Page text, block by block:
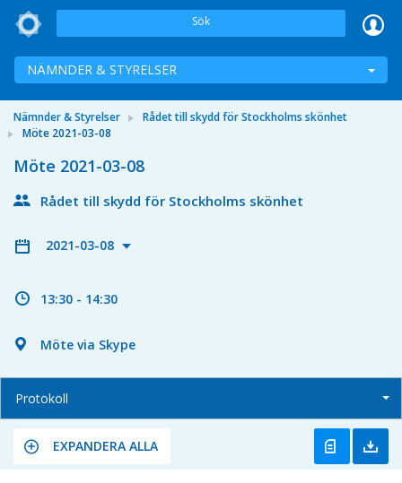
Sök
NÄMNDER & STYRELSER
Nämnder & Styrelser
Rådet till skydd för Stockholms skönhet
Möte 2021-03-08
Möte 2021-03-08
Rådet till skydd för Stockholms skönhet
2021-03-08
13:30 - 14:30
Möte via Skype
Protokoll
EXPANDERA ALLA